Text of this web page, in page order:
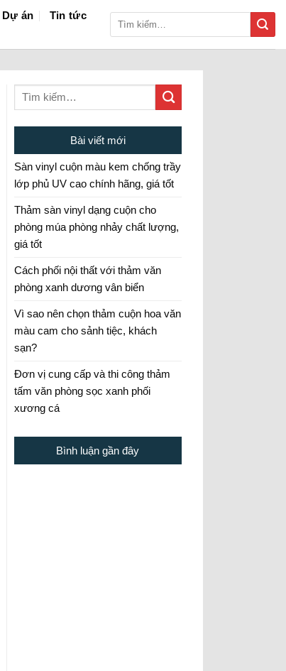
Dự án Tin tức
Bài viết mới
Sàn vinyl cuộn màu kem chống trầy
lớp phủ UV cao chính hãng, giá tốt
Thảm sàn vinyl dạng cuộn cho
phòng múa phòng nhảy chất lượng,
giá tốt
Cách phối nội thất với thảm văn
phòng xanh dương vân biển
Vì sao nên chọn thảm cuộn hoa văn
màu cam cho sảnh tiệc, khách
sạn?
Đơn vị cung cấp và thi công thảm
tấm văn phòng sọc xanh phối
xương cá
Bình luận gần đây